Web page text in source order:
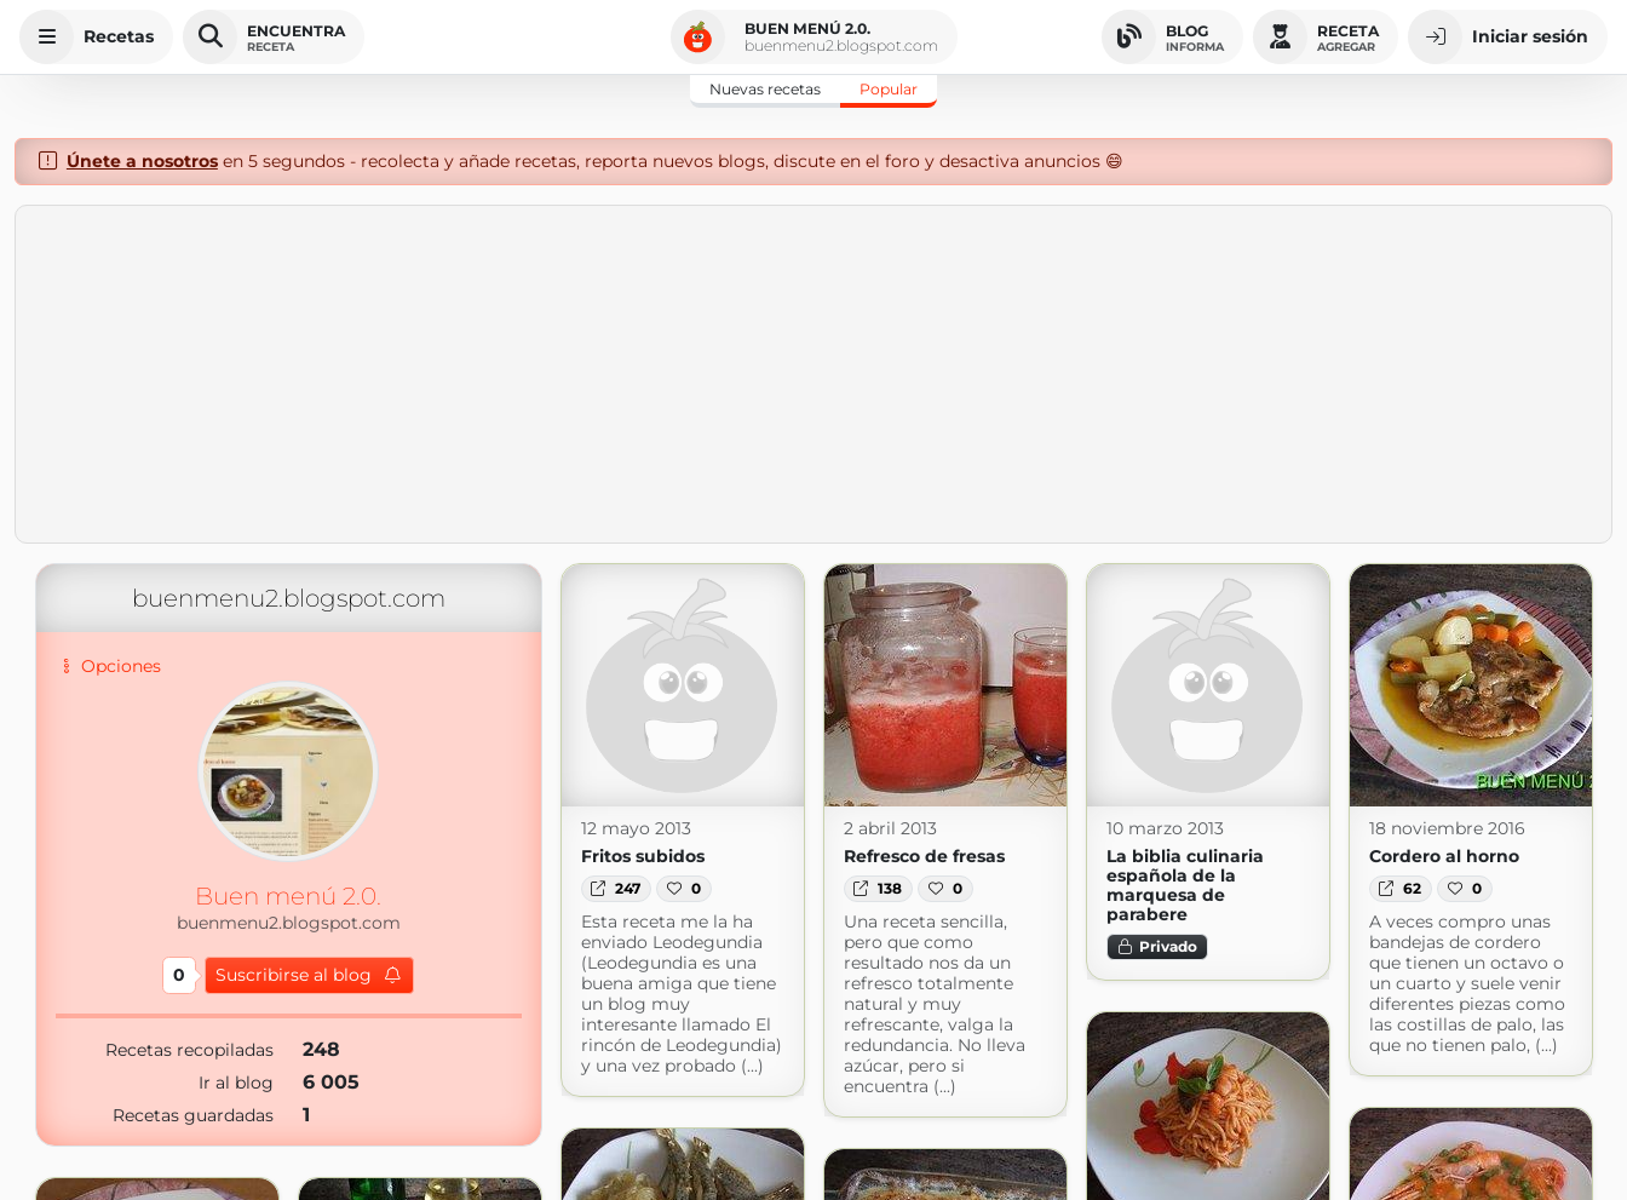
Recetas ENCUENTRA
RECETA
BUEN MENÚ 2.0.
buenmenu2.blogspot.com
BLOG
INFORMA
RECETA
AGREGAR Iniciar sesión
Nuevas recetas Popular
Únete a nosotrosen 5 segundos - recolecta y añade recetas, reporta nuevos blogs, discute en el foro y desactiva anuncios 😄
buenmenu2.blogspot.com
Opciones
Buen menú 2.0.
buenmenu2.blogspot.com
0 Suscribirse al blog
Recetas recopiladas 248
Ir al blog 6 005
Recetas guardadas 1
12 mayo 2013
Fritos subidos
247 0
Esta receta me la ha
enviado Leodegundia
(Leodegundia es una
buena amiga que tiene
un blog muy
interesante llamado El
rincón de Leodegundia)
y una vez probado (...)
2 abril 2013
Refresco de fresas
138 0
Una receta sencilla,
pero que como
resultado nos da un
refresco totalmente
natural y muy
refrescante, valga la
redundancia. No lleva
azúcar, pero si
encuentra (...)
10 marzo 2013
La biblia culinaria
española de la
marquesa de
parabere
Privado
18 noviembre 2016
Cordero al horno
62 0
A veces compro unas
bandejas de cordero
que tienen un octavo o
un cuarto y suele venir
diferentes piezas como
las costillas de palo, las
que no tienen palo, (...)